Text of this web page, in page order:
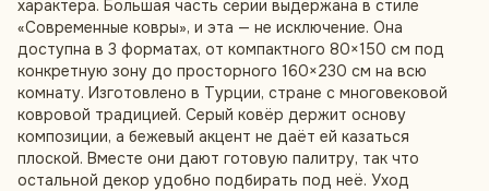
характера. Большая часть серии выдержана в стиле
«Современные ковры», и эта — не исключение. Она
доступна в 3 форматах, от компактного 80×150 см под
конкретную зону до просторного 160×230 см на всю
комнату. Изготовлено в Турции, стране с многовековой
ковровой традицией. Серый ковёр держит основу
композиции, а бежевый акцент не даёт ей казаться
плоской. Вместе они дают готовую палитру, так что
остальной декор удобно подбирать под неё. Уход